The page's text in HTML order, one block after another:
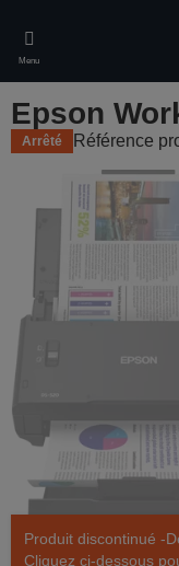
main
content
Menu
Epson
Arrêté Référence
Produit discontinué -
Cliquez ci-dessous